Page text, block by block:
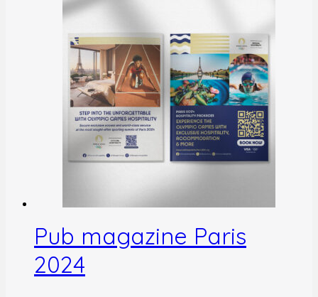
Pub magazine Paris
2024